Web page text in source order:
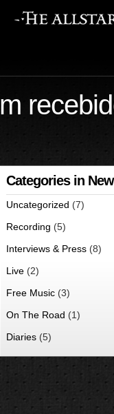
Categories in
Uncategorized (7)
Recording (5)
Interviews & Press (8)
Live (2)
Free Music (3)
On The Road (1)
Diaries (5)